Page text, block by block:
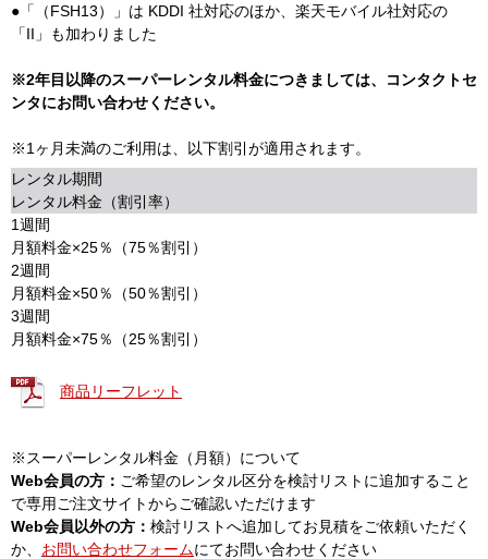
●「（FSH13）」は KDDI 社対応のほか、楽天モバイル社対応の
「II」も加わりました
※2年目以降のスーパーレンタル料金につきましては、コンタクトセ
ンタにお問い合わせください。
※1ヶ月未満のご利用は、以下割引が適用されます。
レンタル期間
レンタル料金（割引率）
1週間
月額料金×25％（75％割引）
2週間
月額料金×50％（50％割引）
3週間
月額料金×75％（25％割引）
商品リーフレット
※スーパーレンタル料金（月額）について
Web会員の方： ご希望のレンタル区分を検討リストに追加すること
で専用ご注文サイトからご確認いただけます
Web会員以外の方： 検討リストへ追加してお見積をご依頼いただく
か、 お問い合わせフォームにてお問い合わせください